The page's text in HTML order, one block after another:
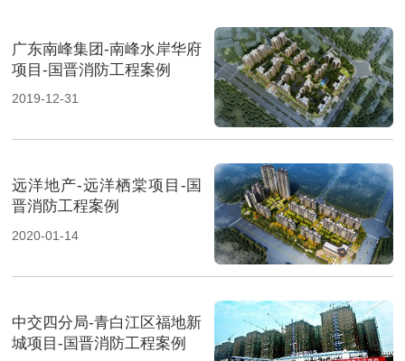
广东南峰集团-南峰水岸华府
项目-国晋消防工程案例
2019-12-31
远洋地产-远洋栖棠项目-国
晋消防工程案例
2020-01-14
中交四分局-青白江区福地新
城项目-国晋消防工程案例